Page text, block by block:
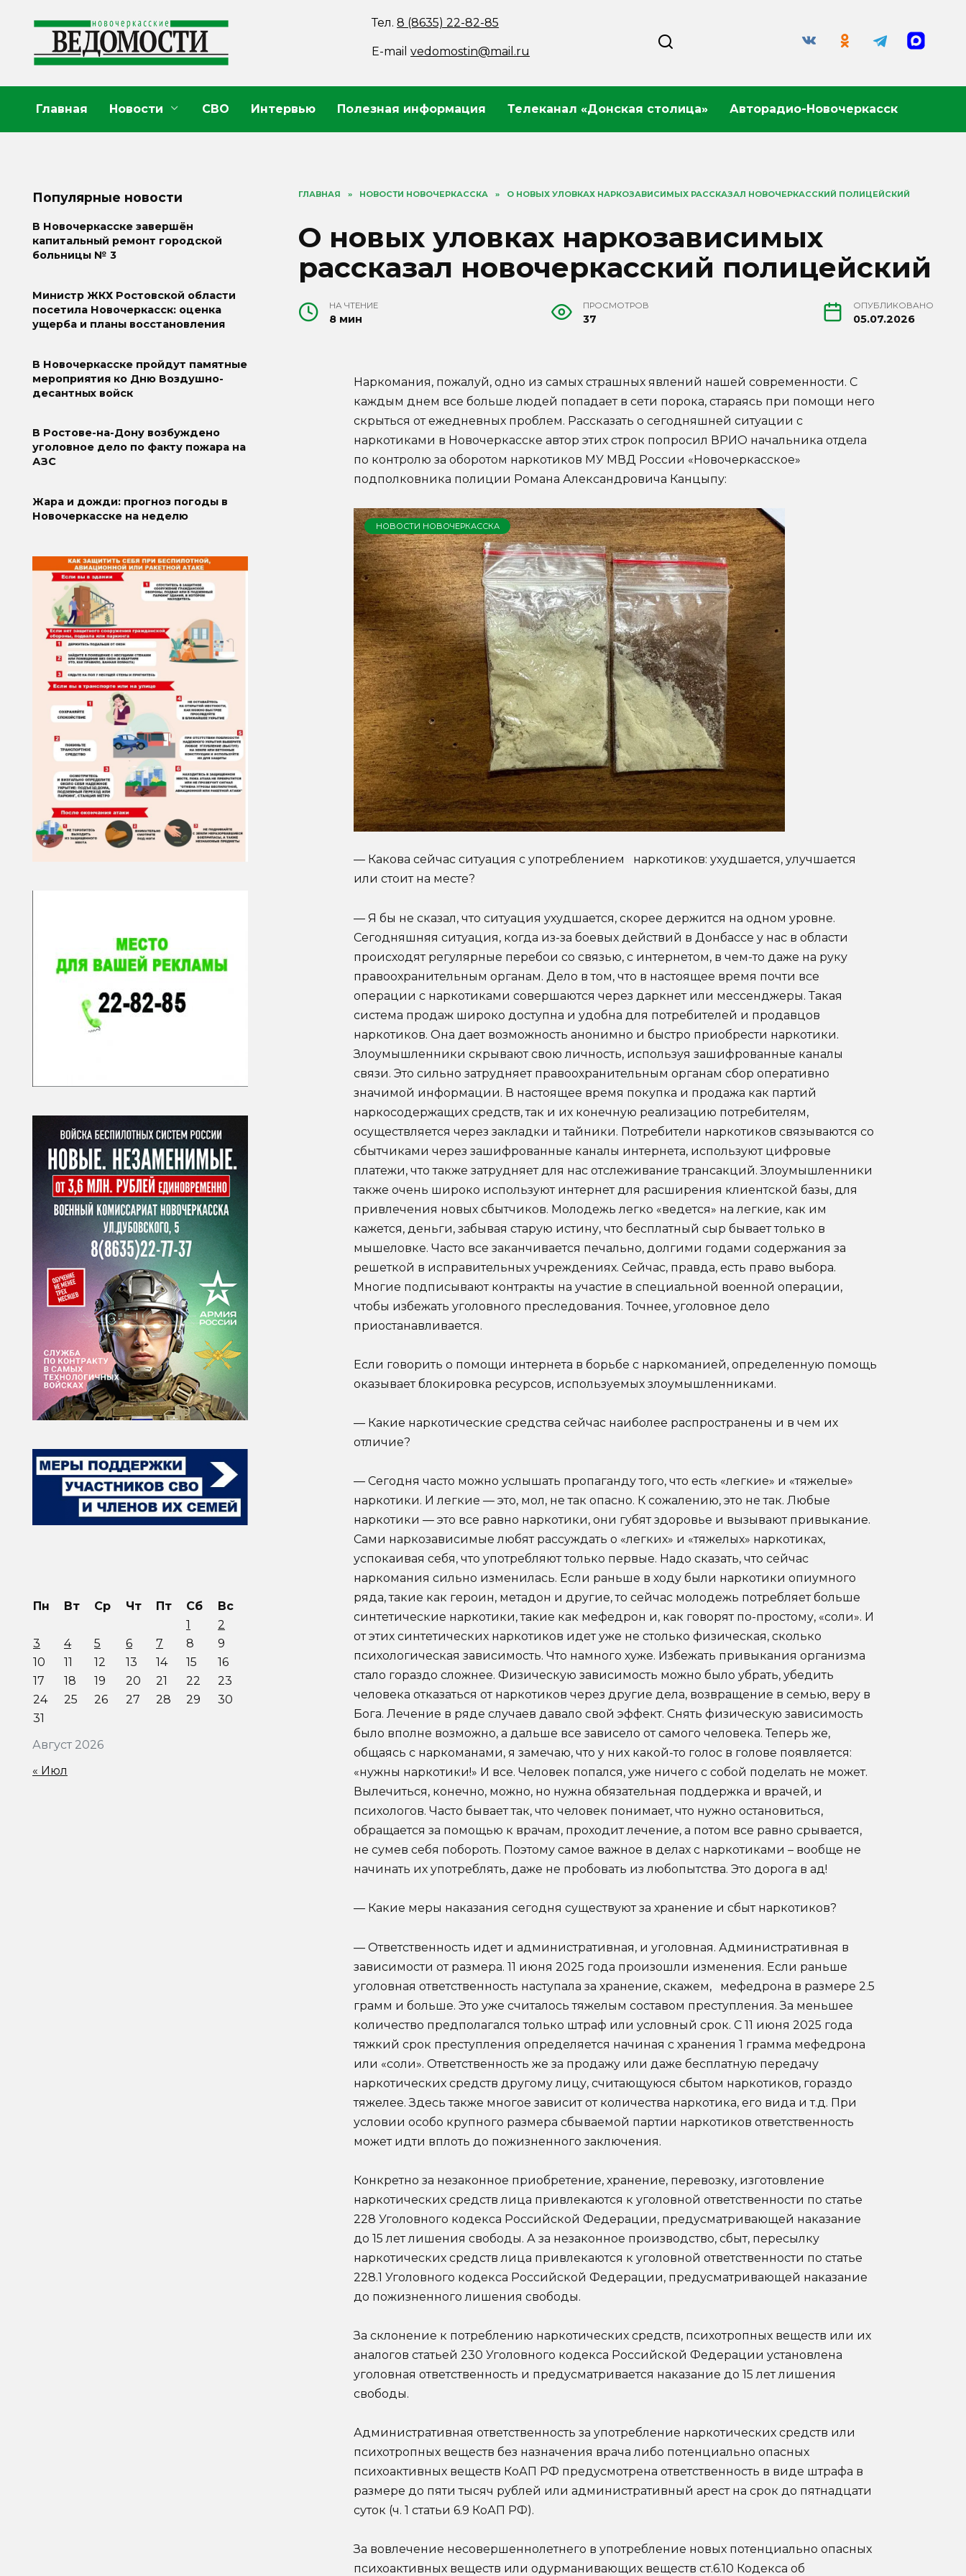
содержанию
Тел.8 (8635) 22-82-85
E-mailvedomostin@mail.ru
Главная Новости СВО Интервью Полезная информация Телеканал «Донская столица» Авторадио-Новочеркасск
ГЛАВНАЯ » НОВОСТИ НОВОЧЕРКАССКА » О НОВЫХ УЛОВКАХ НАРКОЗАВИСИМЫХ РАССКАЗАЛ НОВОЧЕРКАССКИЙ ПОЛИЦЕЙСКИЙ
О новых уловках наркозависимых
рассказал новочеркасский полицейский
НА ЧТЕНИЕ
8 мин
ПРОСМОТРОВ
37
ОПУБЛИКОВАНО
05.07.2026
Наркомания, пожалуй, одно из самых страшных явлений нашей современности. С
каждым днем все больше людей попадает в сети порока, стараясь при помощи него
скрыться от ежедневных проблем. Рассказать о сегодняшней ситуации с
наркотиками в Новочеркасске автор этих строк попросил ВРИО начальника отдела
по контролю за оборотом наркотиков МУ МВД России «Новочеркасское»
подполковника полиции Романа Александровича Канцыпу:
НОВОСТИ НОВОЧЕРКАССКА
— Какова сейчас ситуация с употреблением наркотиков: ухудшается, улучшается
или стоит на месте?
— Я бы не сказал, что ситуация ухудшается, скорее держится на одном уровне.
Сегодняшняя ситуация, когда из-за боевых действий в Донбассе у нас в области
происходят регулярные перебои со связью, с интернетом, в чем-то даже на руку
правоохранительным органам. Дело в том, что в настоящее время почти все
операции с наркотиками совершаются через даркнет или мессенджеры. Такая
система продаж широко доступна и удобна для потребителей и продавцов
наркотиков. Она дает возможность анонимно и быстро приобрести наркотики.
Злоумышленники скрывают свою личность, используя зашифрованные каналы
связи. Это сильно затрудняет правоохранительным органам сбор оперативно
значимой информации. В настоящее время покупка и продажа как партий
наркосодержащих средств, так и их конечную реализацию потребителям,
осуществляется через закладки и тайники. Потребители наркотиков связываются со
сбытчиками через зашифрованные каналы интернета, используют цифровые
платежи, что также затрудняет для нас отслеживание трансакций. Злоумышленники
также очень широко используют интернет для расширения клиентской базы, для
привлечения новых сбытчиков. Молодежь легко «ведется» на легкие, как им
кажется, деньги, забывая старую истину, что бесплатный сыр бывает только в
мышеловке. Часто все заканчивается печально, долгими годами содержания за
решеткой в исправительных учреждениях. Сейчас, правда, есть право выбора.
Многие подписывают контракты на участие в специальной военной операции,
чтобы избежать уголовного преследования. Точнее, уголовное дело
приостанавливается.
Если говорить о помощи интернета в борьбе с наркоманией, определенную помощь
оказывает блокировка ресурсов, используемых злоумышленниками.
— Какие наркотические средства сейчас наиболее распространены и в чем их
отличие?
— Сегодня часто можно услышать пропаганду того, что есть «легкие» и «тяжелые»
наркотики. И легкие — это, мол, не так опасно. К сожалению, это не так. Любые
наркотики — это все равно наркотики, они губят здоровье и вызывают привыкание.
Сами наркозависимые любят рассуждать о «легких» и «тяжелых» наркотиках,
успокаивая себя, что употребляют только первые. Надо сказать, что сейчас
наркомания сильно изменилась. Если раньше в ходу были наркотики опиумного
ряда, такие как героин, метадон и другие, то сейчас молодежь потребляет больше
синтетические наркотики, такие как мефедрон и, как говорят по-простому, «соли». И
от этих синтетических наркотиков идет уже не столько физическая, сколько
психологическая зависимость. Что намного хуже. Избежать привыкания организма
стало гораздо сложнее. Физическую зависимость можно было убрать, убедить
человека отказаться от наркотиков через другие дела, возвращение в семью, веру в
Бога. Лечение в ряде случаев давало свой эффект. Снять физическую зависимость
было вполне возможно, а дальше все зависело от самого человека. Теперь же,
общаясь с наркоманами, я замечаю, что у них какой-то голос в голове появляется:
«нужны наркотики!» И все. Человек попался, уже ничего с собой поделать не может.
Вылечиться, конечно, можно, но нужна обязательная поддержка и врачей, и
психологов. Часто бывает так, что человек понимает, что нужно остановиться,
обращается за помощью к врачам, проходит лечение, а потом все равно срывается,
не сумев себя побороть. Поэтому самое важное в делах с наркотиками – вообще не
начинать их употреблять, даже не пробовать из любопытства. Это дорога в ад!
— Какие меры наказания сегодня существуют за хранение и сбыт наркотиков?
— Ответственность идет и административная, и уголовная. Административная в
зависимости от размера. 11 июня 2025 года произошли изменения. Если раньше
уголовная ответственность наступала за хранение, скажем, мефедрона в размере 2.5
грамм и больше. Это уже считалось тяжелым составом преступления. За меньшее
количество предполагался только штраф или условный срок. С 11 июня 2025 года
тяжкий срок преступления определяется начиная с хранения 1 грамма мефедрона
или «соли». Ответственность же за продажу или даже бесплатную передачу
наркотических средств другому лицу, считающуюся сбытом наркотиков, гораздо
тяжелее. Здесь также многое зависит от количества наркотика, его вида и т.д. При
условии особо крупного размера сбываемой партии наркотиков ответственность
может идти вплоть до пожизненного заключения.
Конкретно за незаконное приобретение, хранение, перевозку, изготовление
наркотических средств лица привлекаются к уголовной ответственности по статье
228 Уголовного кодекса Российской Федерации, предусматривающей наказание
до 15 лет лишения свободы. А за незаконное производство, сбыт, пересылку
наркотических средств лица привлекаются к уголовной ответственности по статье
228.1 Уголовного кодекса Российской Федерации, предусматривающей наказание
до пожизненного лишения свободы.
За склонение к потреблению наркотических средств, психотропных веществ или их
аналогов статьей 230 Уголовного кодекса Российской Федерации установлена
уголовная ответственность и предусматривается наказание до 15 лет лишения
свободы.
Административная ответственность за употребление наркотических средств или
психотропных веществ без назначения врача либо потенциально опасных
психоактивных веществ КоАП РФ предусмотрена ответственность в виде штрафа в
размере до пяти тысяч рублей или административный арест на срок до пятнадцати
суток (ч. 1 статьи 6.9 КоАП РФ).
За вовлечение несовершеннолетнего в употребление новых потенциально опасных
психоактивных веществ или одурманивающих веществ ст.6.10 Кодекса об
Популярные новости
В Новочеркасске завершён
капитальный ремонт городской
больницы № 3
Министр ЖКХ Ростовской области
посетила Новочеркасск: оценка
ущерба и планы восстановления
В Новочеркасске пройдут памятные
мероприятия ко Дню Воздушно-
десантных войск
В Ростове-на-Дону возбуждено
уголовное дело по факту пожара на
АЗС
Жара и дожди: прогноз погоды в
Новочеркасске на неделю
Август 2026
Пн Вт Ср Чт Пт Сб
Вс
1
2
3
4 5 6 7 8
9
10
11 12 13 14 15
16
17
18 19 20 21 22
23
24
25 26 27 28 29
30
31
« Июл